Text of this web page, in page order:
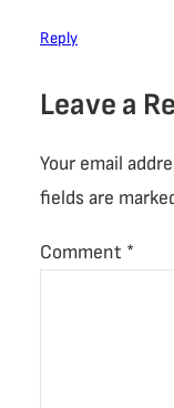
Reply
Leave a
Your email
fields are
Comment *